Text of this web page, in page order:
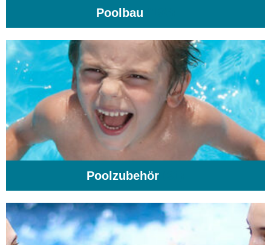
Poolbau
Poolzubehör